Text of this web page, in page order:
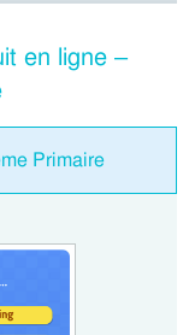
en ligne –
Primaire